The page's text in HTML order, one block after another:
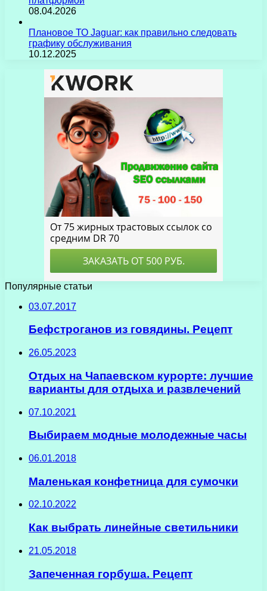
08.04.2026
Плановое ТО Jaguar: как правильно следовать
графику обслуживания
10.12.2025
Популярные статьи
03.07.2017
Бефстроганов из говядины. Рецепт
26.05.2023
Отдых на Чапаевском курорте: лучшие
варианты для отдыха и развлечений
07.10.2021
Выбираем модные молодежные часы
06.01.2018
Маленькая конфетница для сумочки
02.10.2022
Как выбрать линейные светильники
21.05.2018
Запеченная горбуша. Рецепт